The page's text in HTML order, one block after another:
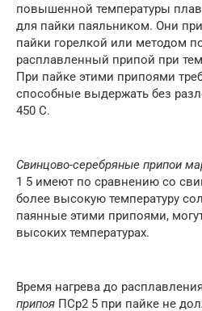
повышенной температуры
для пайки паяльником. Они
пайки горелкой или методом
расплавленный припой при
При пайке этими припоями
способные выдержать без
450 С.
Свинцово-серебряные припои
1 5 имеют по сравнению со
более высокую температуру
паянные этими припоями,
высоких температурах.
Время нагрева до расплавления
припоя ПСр2 5 при пайке не